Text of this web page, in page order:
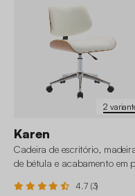
2
Karen
Cadeira de escritório,
de bétula e acabamento em
4.7 (3)